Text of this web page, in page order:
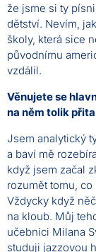
že jsme si ty
dětství. Nevím,
školy, která sice
původnímu
vzdálil.
Věnujete se
na něm tolik
Jsem analytický
a baví mě
když jsem začal
rozumět tomu,
Vždycky když
na kloub. Můj
učebnici Milana
studuji jazzovou